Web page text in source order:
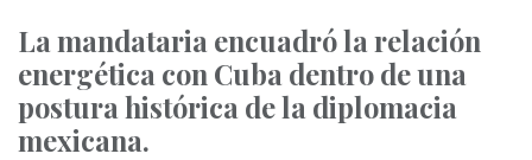
La mandataria encuadró la relación
energética con Cuba dentro de una
postura histórica de la diplomacia
mexicana.